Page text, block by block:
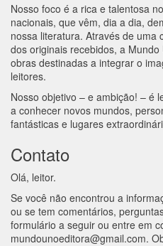
Nosso foco é a rica e talentosa
nacionais, que vêm, dia a dia,
nossa literatura. Através de uma
dos originais recebidos, a
obras destinadas a integrar o
leitores.
Nosso objetivo – e ambição! – é
a conhecer novos mundos,
fantásticas e lugares
Contato
Olá, leitor.
Se você não encontrou a
ou se tem comentários,
formulário a seguir ou entre em
mundounoeditora@gmail.com.